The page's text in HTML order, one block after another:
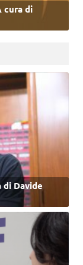
cura di
Davide